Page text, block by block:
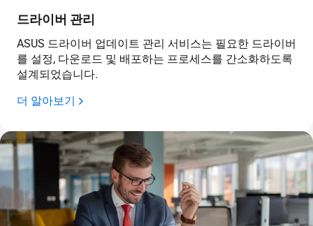
드라이버 관리
ASUS 드라이버 업데이트 관리 서비스는 필요한 드라이버
를 설정, 다운로드 및 배포하는 프로세스를 간소화하도록
설계되었습니다.
더 알아보기